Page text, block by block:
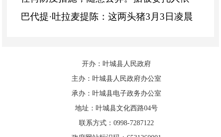
巴代提·吐拉麦提陈：这两头猪3月3日凌晨
的。执法人员在执法过程中，被委托人全
程在场，执法记录仪全程视频记录，以上
取证均由被委托人确认。2026年3月3日，
开办：叶城县人民政府
主办：叶城县人民政府办公室
承办：叶城县电子政务办公室
地址：叶城县文化西路04号
联系方式：0998-7287122